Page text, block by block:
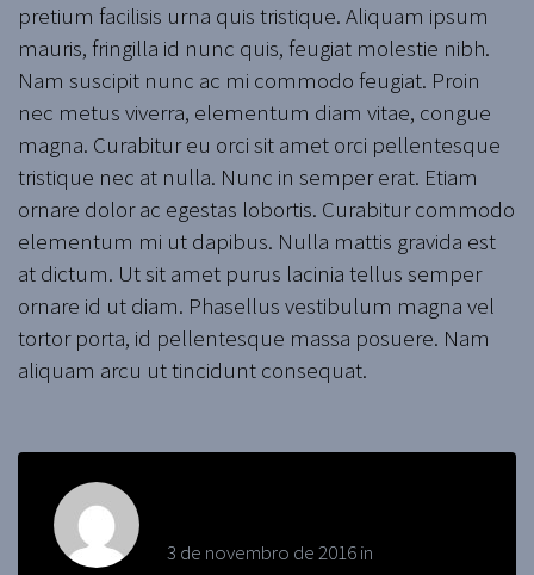
pretium facilisis urna quis tristique. Aliquam ipsum
mauris, fringilla id nunc quis, feugiat molestie nibh.
Nam suscipit nunc ac mi commodo feugiat. Proin
nec metus viverra, elementum diam vitae, congue
magna. Curabitur eu orci sit amet orci pellentesque
tristique nec at nulla. Nunc in semper erat. Etiam
ornare dolor ac egestas lobortis. Curabitur commodo
elementum mi ut dapibus. Nulla mattis gravida est
at dictum. Ut sit amet purus lacinia tellus semper
ornare id ut diam. Phasellus vestibulum magna vel
tortor porta, id pellentesque massa posuere. Nam
aliquam arcu ut tincidunt consequat.
3 de novembro de 2016 in